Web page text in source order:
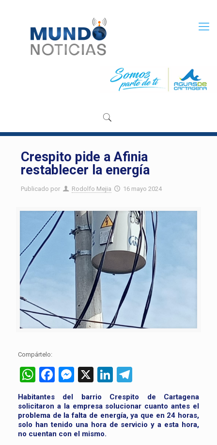
Crespito pide a Afinia
restablecer la energía
Publicado por Rodolfo Mejia 16 mayo 2024
Compártelo:
WhatsApp
Facebook
Messenger
X LinkedIn
Telegram
Habitantes del barrio Crespito de Cartagena
solicitaron a la empresa solucionar cuanto antes el
problema de la falta de energía, ya que en 24 horas,
solo han tenido una hora de servicio y a esta hora,
no cuentan con el mismo.